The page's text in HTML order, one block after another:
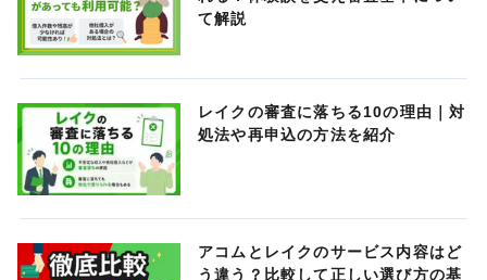
て解説
レイクの審査に落ちる10の理由｜対
処法や再申込の方法を紹介
アコムとレイクのサービス内容はど
う違う？比較して正しい選び方の基